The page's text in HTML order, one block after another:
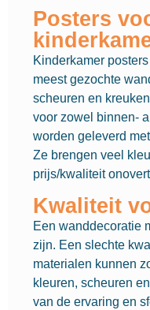
Posters
Kinderkamer
meest gezochte
scheuren en
voor zowel binnen-
worden geleverd
Ze brengen veel
prijs/kwaliteit
Kwaliteit
Een wanddecoratie
zijn. Een slechte
materialen kunnen
kleuren, scheuren
van de ervaring en